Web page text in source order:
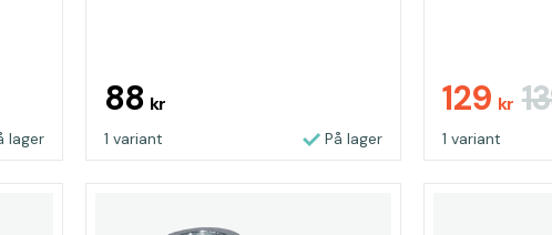
lager
88 kr
1 variant På lager
129 kr
1 variant